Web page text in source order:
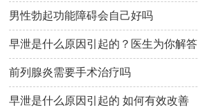
男性勃起功能障碍会自己好吗
早泄是什么原因引起的？医生为你解答
前列腺炎需要手术治疗吗
早泄是什么原因引起的 如何有效改善